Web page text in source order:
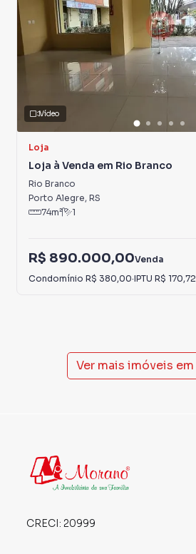
Vídeo
Loja
Loja à Venda em Rio Branco
Rio Branco
Porto Alegre, RS
74m² 1
R$ 890.000,00Venda
Condomínio R$ 380,00·IPTU R$ 170,72
Ver mais imóveis em
CRECI: 20999